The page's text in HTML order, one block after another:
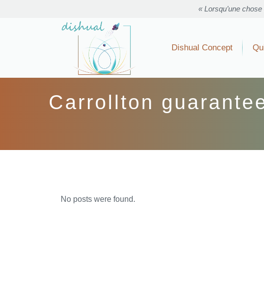
« Lorsqu’une
Dishual Concept
Carrollton
No posts were found.